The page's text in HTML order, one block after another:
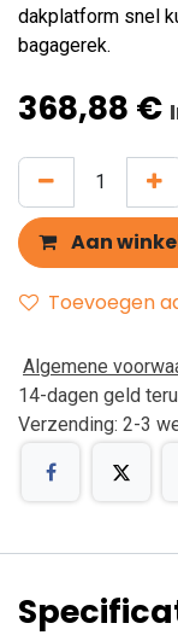
dakplatform snel
bagagerek.
368,88 €
Aan
Toevoegen
Algemene
14-dagen geld
Verzending: 2-3